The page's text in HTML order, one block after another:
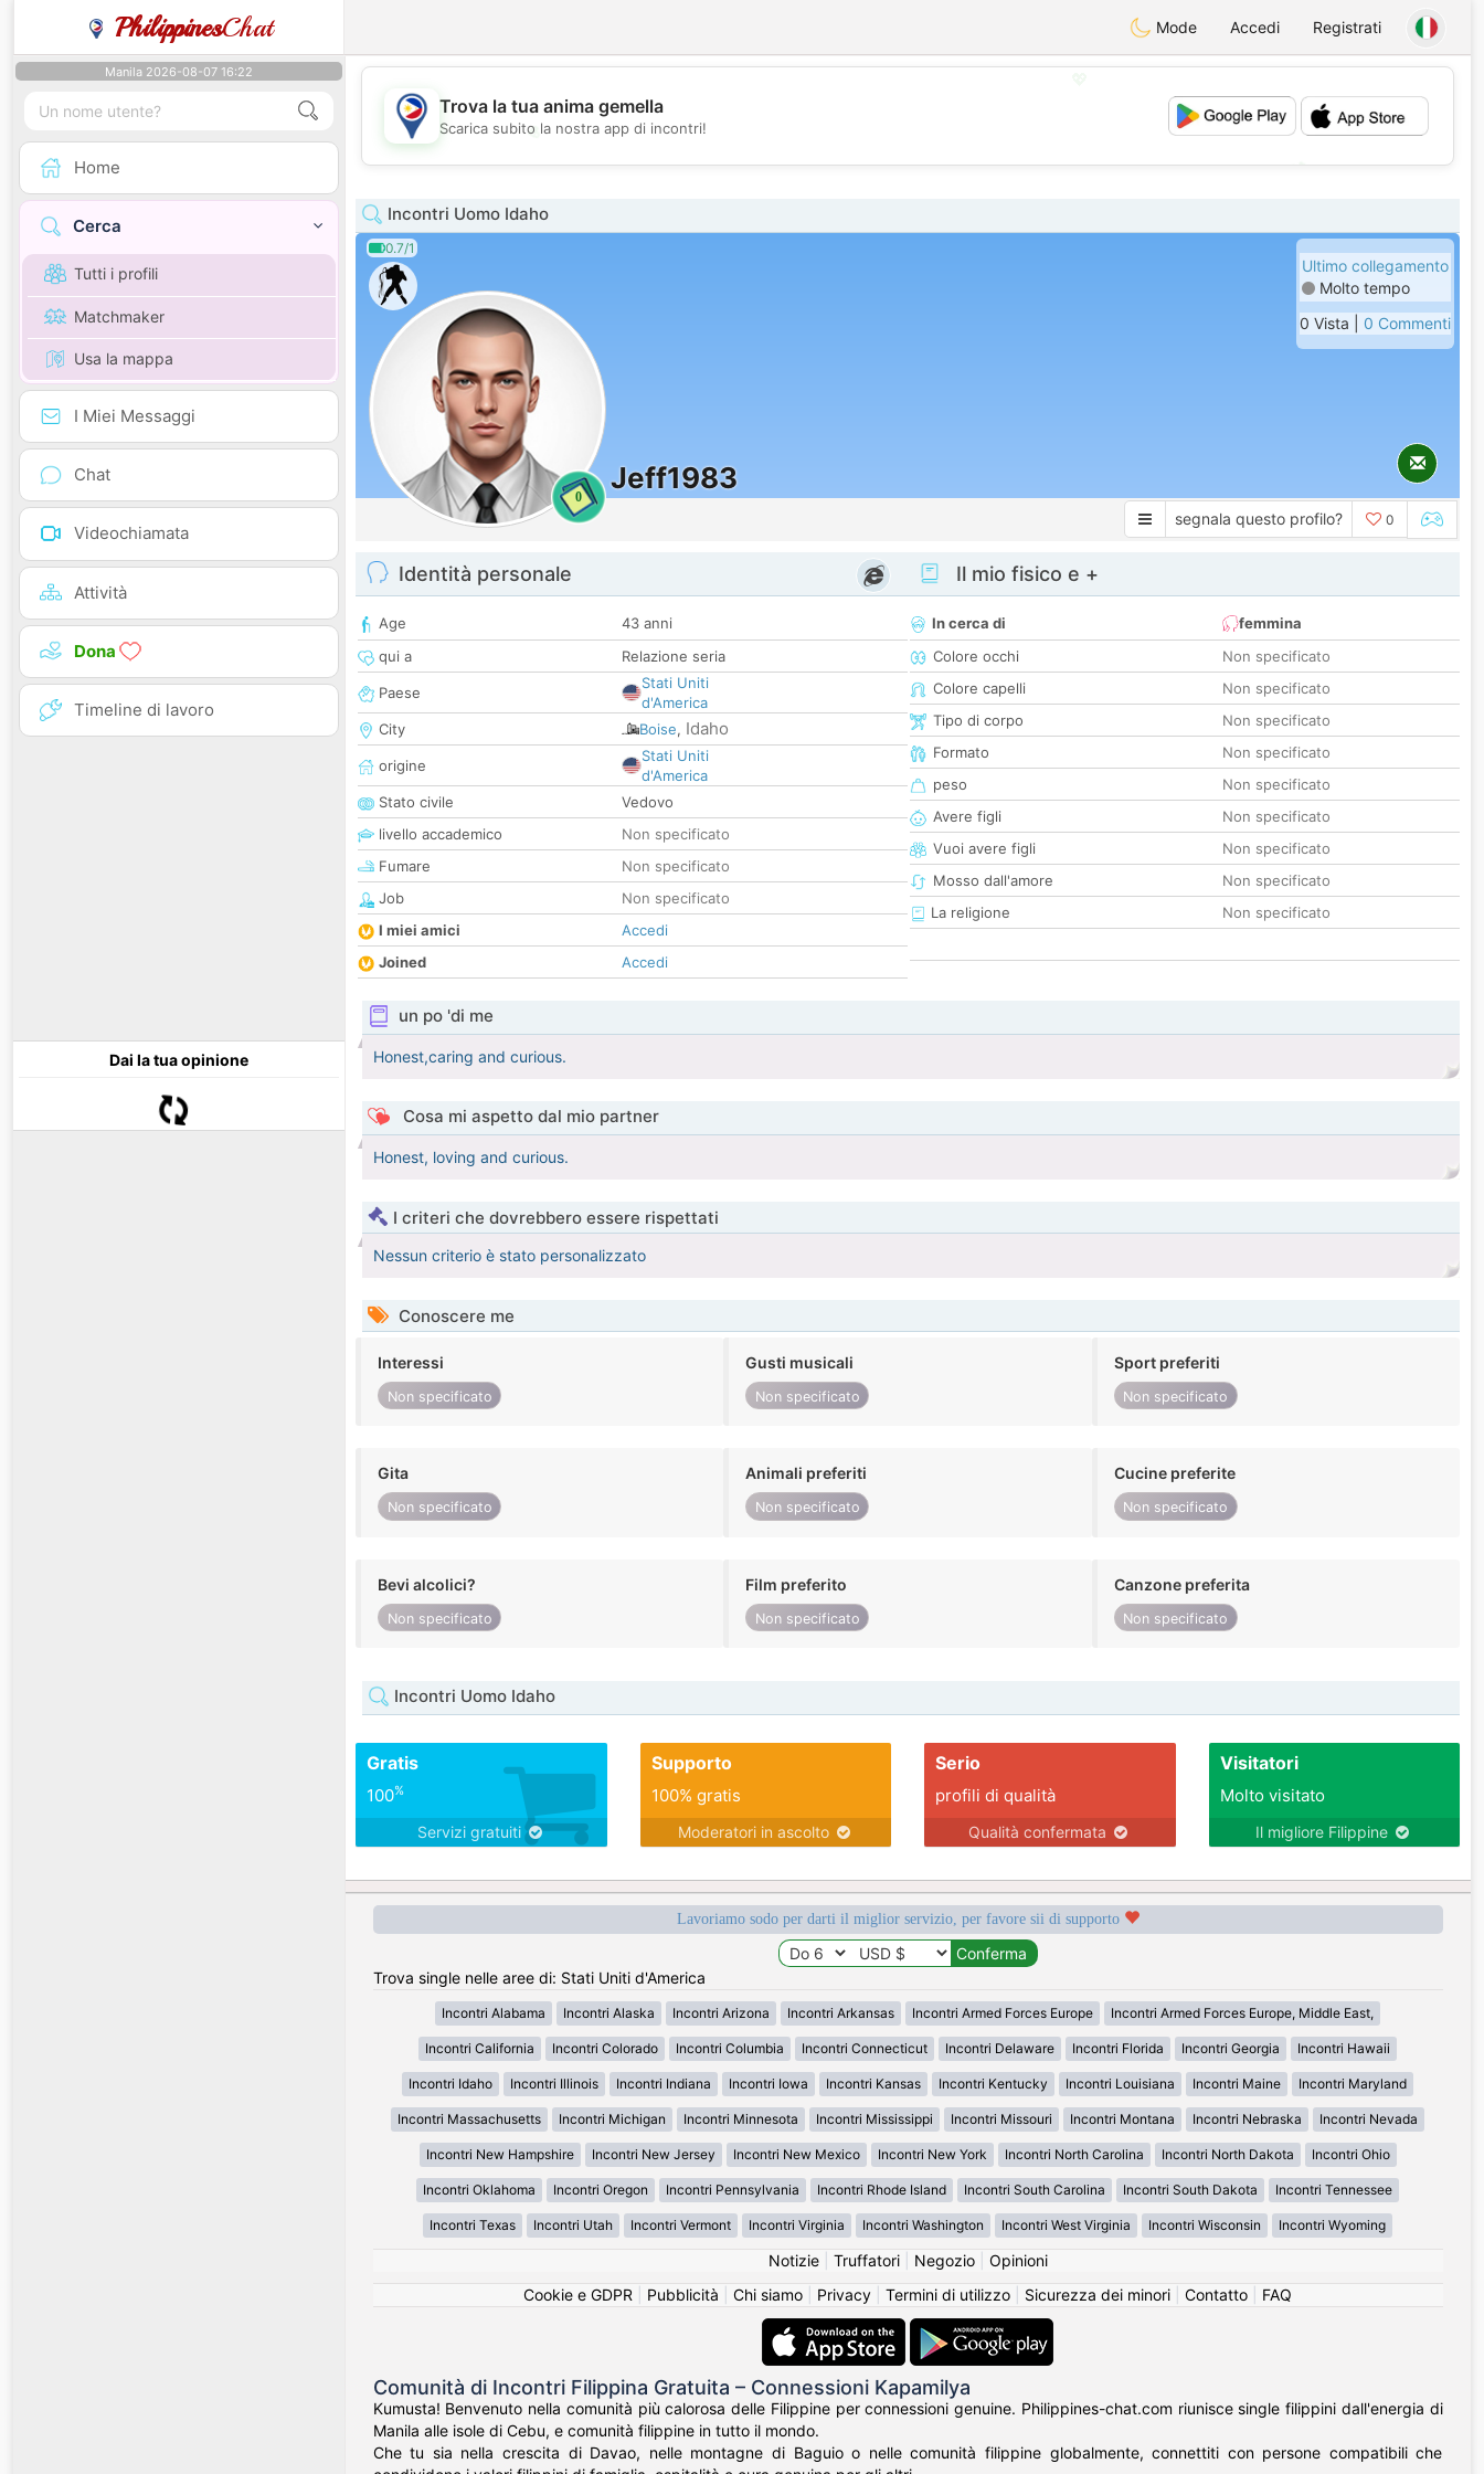
PhilippinesChat Mode Accedi Registrati
Manila 2026-08-07 16:22
Home
Cerca
Tutti i profili
Matchmaker
Usa la mappa
I Miei Messaggi
Chat
Videochiamata
Attività
Dona
Timeline di lavoro
Dai la tua opinione
💖
💕
Trova la tua anima gemella
Scarica subito la nostra app di incontri!
Incontri Uomo Idaho
0.7/1
0
Jeff1983
Ultimo collegamento
Molto tempo
0 Vista | 0 Commenti
segnala questo profilo? 0
Identità personale
Age
43 anni
qui a
Relazione seria
Paese
Stati Uniti
d'America
City
Boise, Idaho
origine
Stati Uniti
d'America
Stato civile
Vedovo
livello accademico
Non specificato
Fumare
Non specificato
Job
Non specificato
I miei amici
Accedi
Joined
Accedi
Il mio fisico e +
In cerca di
femmina
Colore occhi
Non specificato
Colore capelli
Non specificato
Tipo di corpo
Non specificato
Formato
Non specificato
peso
Non specificato
Avere figli
Non specificato
Vuoi avere figli
Non specificato
Mosso dall'amore
Non specificato
La religione
Non specificato
un po 'di me
Honest,caring and curious.
Cosa mi aspetto dal mio partner
Honest, loving and curious.
I criteri che dovrebbero essere rispettati
Nessun criterio è stato personalizzato
Conoscere me
Interessi
Non specificato
Gusti musicali
Non specificato
Sport preferiti
Non specificato
Gita
Non specificato
Animali preferiti
Non specificato
Cucine preferite
Non specificato
Bevi alcolici?
Non specificato
Film preferito
Non specificato
Canzone preferita
Non specificato
Incontri Uomo Idaho
Gratis
100%
Servizi gratuiti
Supporto
100% gratis
Moderatori in ascolto
Serio
profili di qualità
Qualità confermata
Visitatori
Molto visitato
Il migliore Filippine
Lavoriamo sodo per darti il miglior servizio, per favore sii di supporto
Trova single nelle aree di: Stati Uniti d'America
Incontri Alabama Incontri Alaska Incontri Arizona Incontri Arkansas Incontri Armed Forces Europe Incontri Armed Forces Europe, Middle East,
Incontri California Incontri Colorado Incontri Columbia Incontri Connecticut Incontri Delaware Incontri Florida Incontri Georgia Incontri Hawaii
Incontri Idaho Incontri Illinois Incontri Indiana Incontri Iowa Incontri Kansas Incontri Kentucky Incontri Louisiana Incontri Maine Incontri Maryland
Incontri Massachusetts Incontri Michigan Incontri Minnesota Incontri Mississippi Incontri Missouri Incontri Montana Incontri Nebraska Incontri Nevada
Incontri New Hampshire Incontri New Jersey Incontri New Mexico Incontri New York Incontri North Carolina Incontri North Dakota Incontri Ohio
Incontri Oklahoma Incontri Oregon Incontri Pennsylvania Incontri Rhode Island Incontri South Carolina Incontri South Dakota Incontri Tennessee
Incontri Texas Incontri Utah Incontri Vermont Incontri Virginia Incontri Washington Incontri West Virginia Incontri Wisconsin Incontri Wyoming
Notizie| Truffatori| Negozio| Opinioni
Cookie e GDPR
Pubblicità Chi siamo Privacy Termini di utilizzo Sicurezza dei minori Contatto FAQ
Comunità di Incontri Filippina Gratuita – Connessioni Kapamilya
Kumusta! Benvenuto nella comunità più calorosa delle Filippine per connessioni genuine. Philippines-chat.com riunisce single filippini dall'energia di
Manila alle isole di Cebu, e comunità filippine in tutto il mondo.
Che tu sia nella crescita di Davao, nelle montagne di Baguio o nelle comunità filippine globalmente, connettiti con persone compatibili che